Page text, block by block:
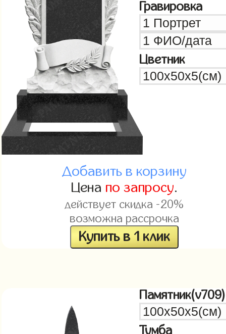
Гравировка
Цветник
Добавить в корзину
Цена по запросу.
действует скидка -20%
возможна рассрочка
Купить в 1 клик
Памятник(v709)
Тумба